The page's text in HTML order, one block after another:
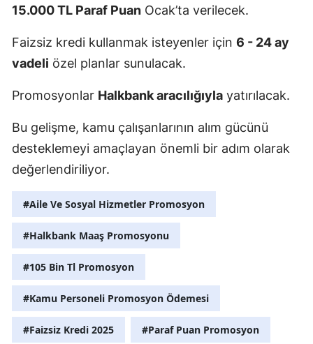
15.000 TL Paraf Puan Ocak’ta verilecek.
Faizsiz kredi kullanmak isteyenler için 6 - 24 ay
vadeli özel planlar sunulacak.
Promosyonlar Halkbank aracılığıyla yatırılacak.
Bu gelişme, kamu çalışanlarının alım gücünü
desteklemeyi amaçlayan önemli bir adım olarak
değerlendiriliyor.
#Aile Ve Sosyal Hizmetler Promosyon
#Halkbank Maaş Promosyonu
#105 Bin Tl Promosyon
#Kamu Personeli Promosyon Ödemesi
#Faizsiz Kredi 2025 #Paraf Puan Promosyon